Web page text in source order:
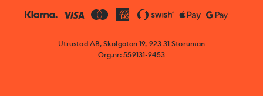
Utrustad AB, Skolgatan 19, 923 31 Storuman
Org.nr: 559131-9453